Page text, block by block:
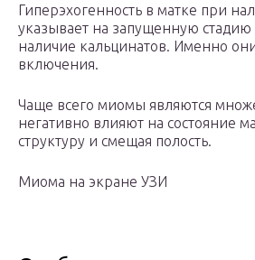
Гиперэхогенность в матке при
указывает на запущенную стадию
наличие кальцинатов. Именно
включения.
Чаще всего миомы являются
негативно влияют на состояние
структуру и смещая полость.
Миома на экране УЗИ